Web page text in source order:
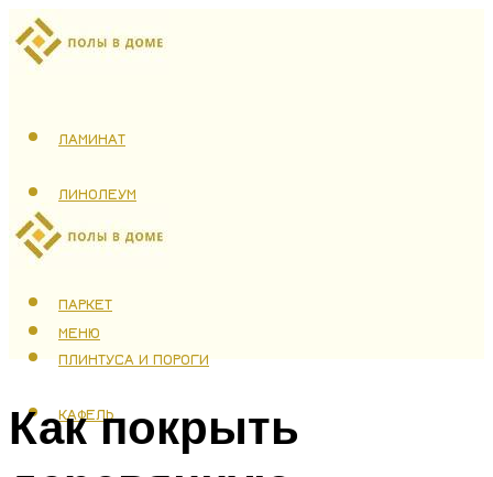
ЛАМИНАТ
ЛИНОЛЕУМ
ТЕПЛЫЙ ПОЛ
ПАРКЕТ
ПЛИНТУСА И ПОРОГИ
КАФЕЛЬ
МЕНЮ
Как покрыть